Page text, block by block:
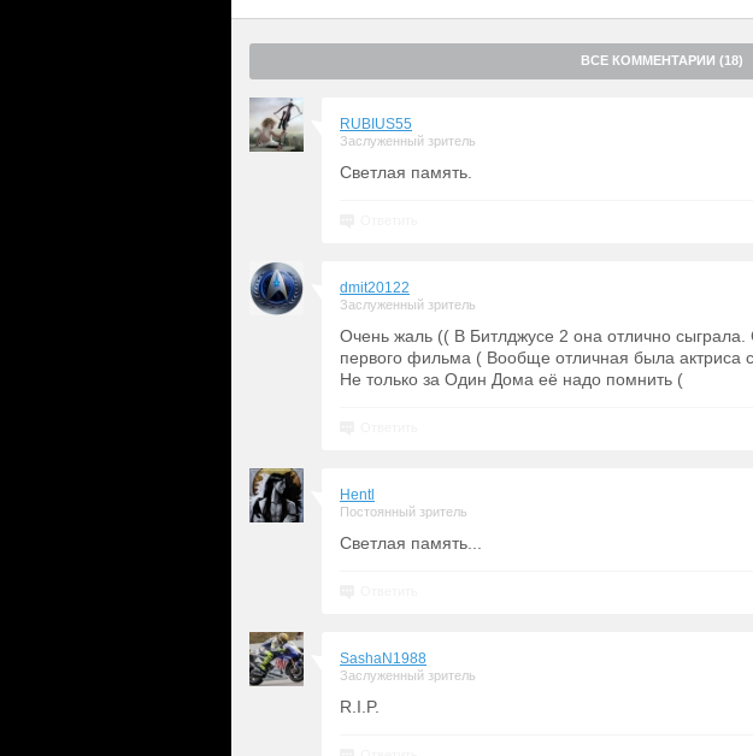
ВСЕ КОММЕНТАРИИ (18)
RUBIUS55
Заслуженный зритель
Светлая память.
dmit20122
Заслуженный зритель
Очень жаль (( В Битлджусе 2 она отлично
первого фильма ( Вообще отличная была актриса
Не только за Один Дома её надо помнить (
Hentl
Постоянный зритель
Светлая память...
SashaN1988
Заслуженный зритель
R.I.P.